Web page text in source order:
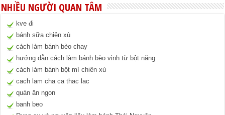
NHIỀU NGƯỜI QUAN TÂM
kve đi
bánh sữa chiên xù
cách làm bánh bèo chay
hướng dẫn cách làm bánh bèo vinh từ bột năng
cách làm bánh bột mì chiên xù
cach lam cha ca thac lac
quán ăn ngon
banh beo